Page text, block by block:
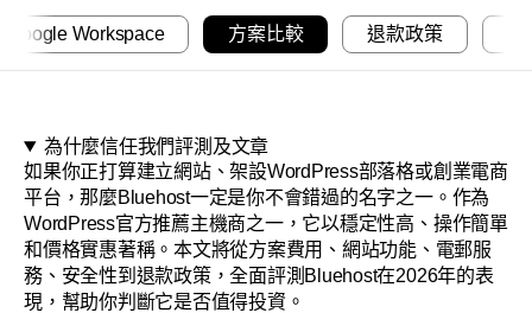
Google Workspace 方案比較 退款政策
為什麼信任我們評測及文章
如果你正打算建立網站、架設WordPress部落格或創業電商
平台，那麼Bluehost一定是你不會錯過的名字之一。作為
WordPress官方推薦主機商之一，它以穩定性高、操作簡單
和價格實惠著稱。本文將從方案費用、網站功能、電郵服
務、安全性到退款政策，全面評測Bluehost在2026年的表
現，幫助你判斷它是否值得投資。